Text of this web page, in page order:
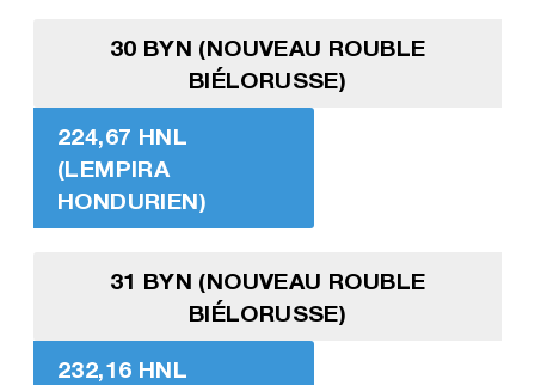
30 BYN (NOUVEAU ROUBLE
BIÉLORUSSE)
224,67 HNL
(LEMPIRA
HONDURIEN)
31 BYN (NOUVEAU ROUBLE
BIÉLORUSSE)
232,16 HNL